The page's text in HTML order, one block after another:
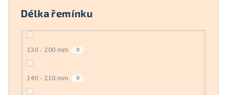
Délka řemínku
130 - 200 mm 0
140 - 210 mm 0